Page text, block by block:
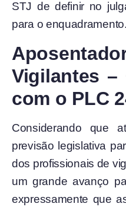
STJ de definir no
para o enquadramento.
Vigilantes –
com o PLC
Considerando que
previsão legislativa
dos profissionais de
um grande avanço
expressamente que